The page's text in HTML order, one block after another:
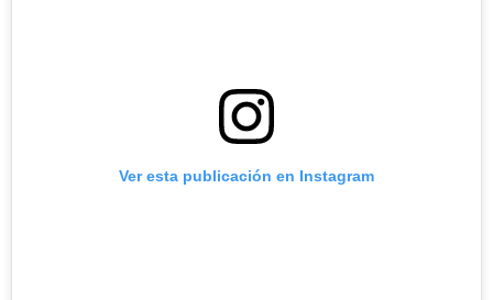
Ver esta publicación en Instagram